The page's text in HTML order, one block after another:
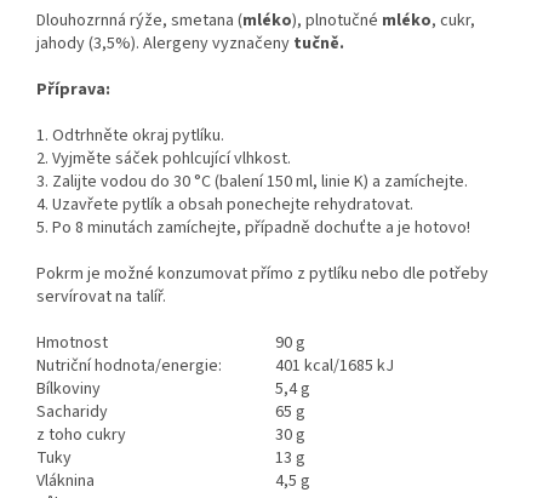
Dlouhozrnná rýže, smetana (mléko), plnotučné mléko, cukr,
jahody (3,5%). Alergeny vyznačeny tučně.
Příprava:
1. Odtrhněte okraj pytlíku.
2. Vyjměte sáček pohlcující vlhkost.
3. Zalijte vodou do 30 °C (balení 150 ml, linie K) a zamíchejte.
4. Uzavřete pytlík a obsah ponechejte rehydratovat.
5. Po 8 minutách zamíchejte, případně dochuťte a je hotovo!
Pokrm je možné konzumovat přímo z pytlíku nebo dle potřeby
servírovat na talíř.
Hmotnost
90 g
Nutriční hodnota/energie:
401 kcal/1685 kJ
Bílkoviny
5,4 g
Sacharidy
65 g
z toho cukry
30 g
Tuky
13 g
Vláknina
4,5 g